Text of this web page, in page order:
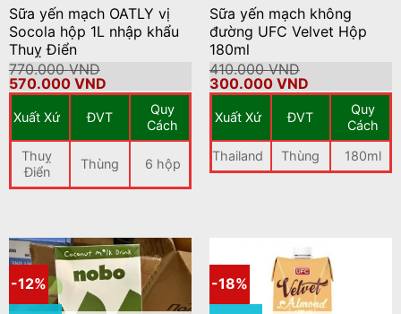
Sữa yến mạch OATLY vị
Socola hộp 1L nhập khẩu
Thuỵ Điển
770.000VND
Giá
gốc
là:
770.000 VND.
570.000 VNDGiá
hiện
tại
là:
570.000 VND.
Xuất Xứ ĐVT
Quy
Cách
Thuỵ
Điển
Thùng 6 hộp
Sữa yến mạch không
đường UFC Velvet Hộp
180ml
410.000VND
Giá
gốc
là:
410.000 VND.
300.000 VNDGiá
hiện
tại
là:
300.000
Xuất Xứ ĐVT
Quy
Cách
Thailand
Thùng 180ml
-12% -18%